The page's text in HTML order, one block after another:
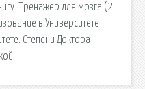
Тренажер для мозга (2
в Университете
Степени Доктора